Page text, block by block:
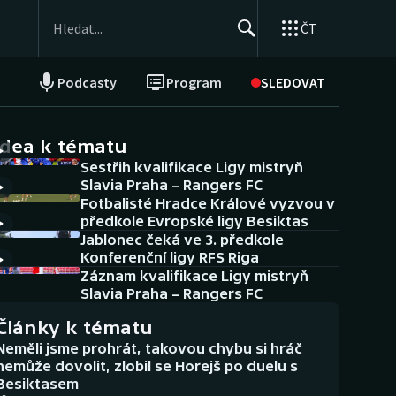
ČT
Podcasty Program SLEDOVAT
NEPŘEHLÉDNĚTE
Historické návraty
Aplikace ČT sport
AZ kvíz
k tématu
Sestřih kvalifikace Ligy mistryň
Slavia Praha – Rangers FC
Fotbalisté Hradce Králové vyzvou v
předkole Evropské ligy Besiktas
Jablonec čeká ve 3. předkole
Konferenční ligy RFS Riga
Záznam kvalifikace Ligy mistryň
Slavia Praha – Rangers FC
k tématu
jsme prohrát, takovou chybu si hráč
dovolit, zlobil se Horejš po duelu s